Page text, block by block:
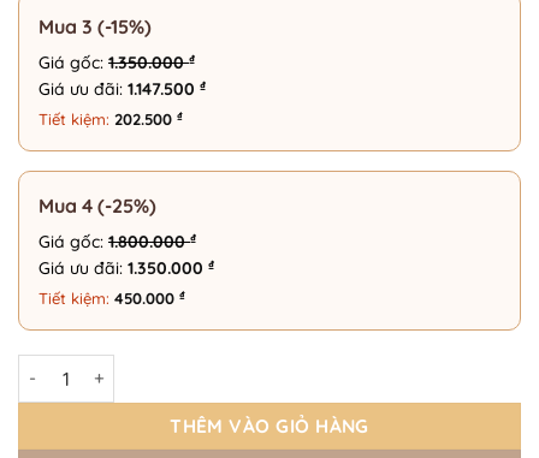
Mua 3 (-15%)
Giá gốc: 1.350.000₫
Giá ưu đãi: 1.147.500 ₫
Tiết kiệm: 202.500 ₫
Mua 4 (-25%)
Giá gốc: 1.800.000₫
Giá ưu đãi: 1.350.000 ₫
Tiết kiệm: 450.000 ₫
Gọng Kính Vuông Thời Trang 175 Eyewear – HUMARS – 9029 số
THÊM VÀO GIỎ HÀNG